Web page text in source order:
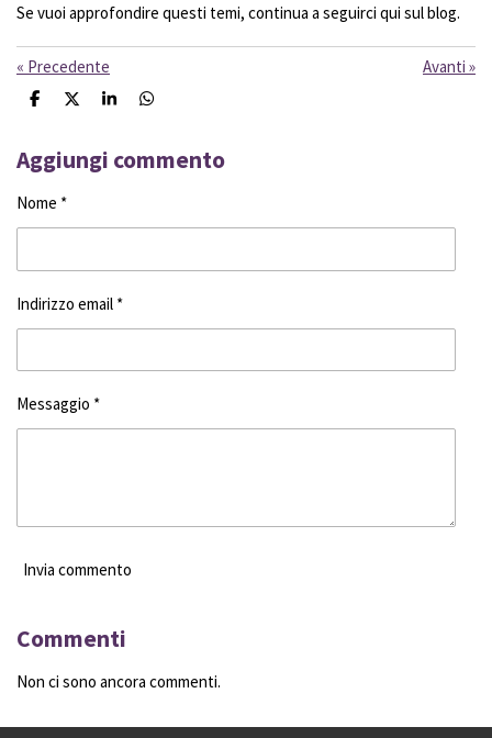
Se vuoi approfondire questi temi, continua a seguirci qui sul blog.
« Precedente Avanti »
C
d
i
i
C
d
i
C
d
i
C
d
i
Aggiungi commento
Nome *
Indirizzo email *
Messaggio *
Invia commento
Commenti
Non ci sono ancora commenti.